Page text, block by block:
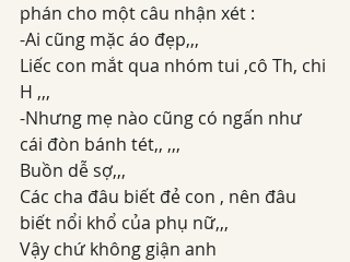
phán cho một câu nhận xét :
-Ai cũng mặc áo đẹp,,,
Liếc con mắt qua nhóm tui ,cô Th, chi
H ,,,
-Nhưng mẹ nào cũng có ngấn như
cái đòn bánh tét,, ,,,
Buồn dễ sợ,,,
Các cha đâu biết đẻ con , nên đâu
biết nổi khổ của phụ nữ,,,
Vậy chứ không giận anh